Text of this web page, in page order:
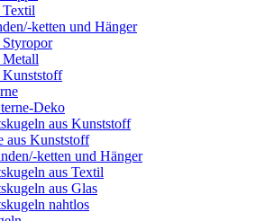
Textil
ketten und Hänger
Styropor
Metall
Kunststoff
Deko
aus Kunststoff
aus Kunststoff
ketten und Hänger
aus Textil
aus Glas
nahtlos